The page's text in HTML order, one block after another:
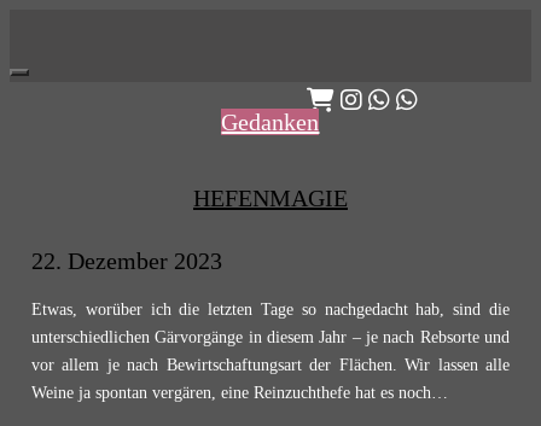
to
Gedanken
HEFENMAGIE
22. Dezember 2023
Etwas, worüber ich die letzten Tage so nachgedacht hab, sind die
unterschiedlichen Gärvorgänge in diesem Jahr – je nach Rebsorte und
vor allem je nach Bewirtschaftungsart der Flächen. Wir lassen alle
Weine ja spontan vergären, eine Reinzuchthefe hat es noch…